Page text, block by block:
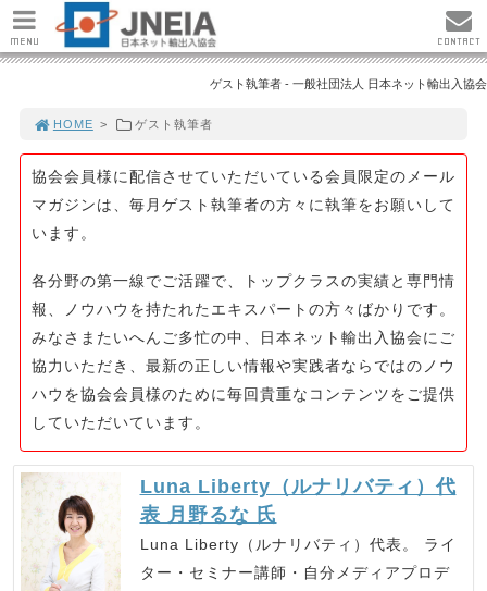
ゲスト執筆者 - 一般社団法人 日本ネット輸出入協会
HOME > ゲスト執筆者
協会会員様に配信させていただいている会員限定のメール
マガジンは、毎月ゲスト執筆者の方々に執筆をお願いして
います。
各分野の第一線でご活躍で、トップクラスの実績と専門情
報、ノウハウを持たれたエキスパートの方々ばかりです。
みなさまたいへんご多忙の中、日本ネット輸出入協会にご
協力いただき、最新の正しい情報や実践者ならではのノウ
ハウを協会会員様のために毎回貴重なコンテンツをご提供
していただいています。
Luna Liberty（ルナリバティ）代
表 月野るな 氏
Luna Liberty（ルナリバティ）代表。 ライ
ター・セミナー講師・自分メディアプロデ
MENU CONTACT